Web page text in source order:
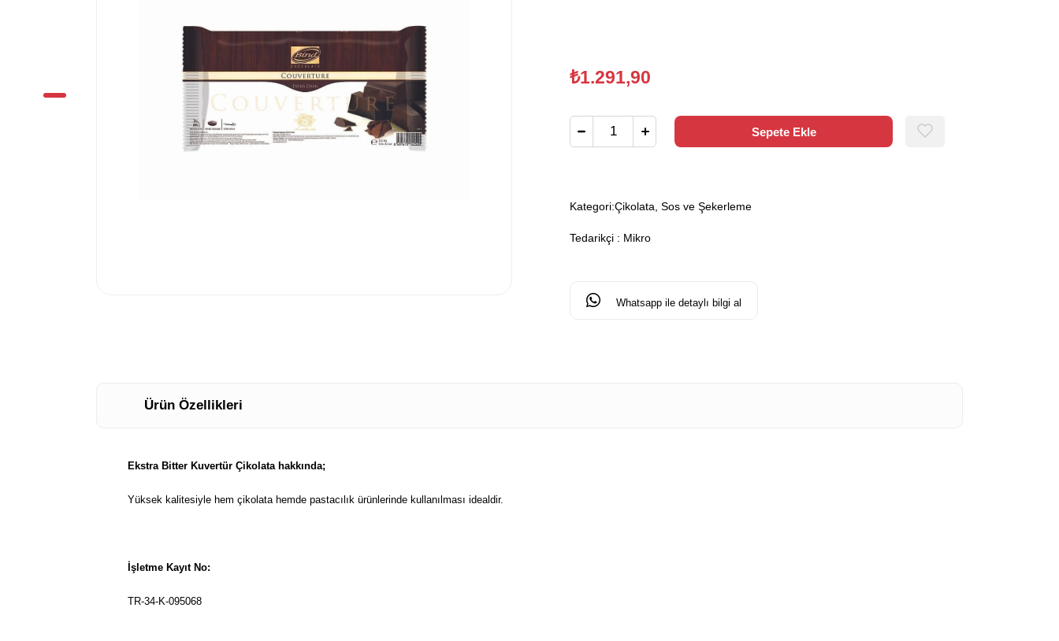
₺1.291,90
Kategori:Çikolata, Sos ve Şekerleme
Tedarikçi : Mikro
Whatsapp ile detaylı bilgi al
Ürün Özellikleri
Ekstra Bitter Kuvertür Çikolata hakkında;
Yüksek kalitesiyle hem çikolata hemde pastacılık ürünlerinde kullanılması idealdir.
İşletme Kayıt No:
TR-34-K-095068